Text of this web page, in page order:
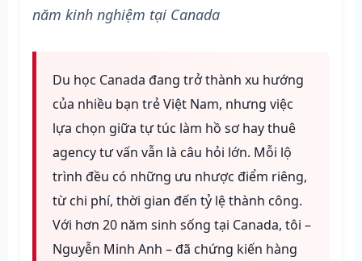
năm kinh nghiệm tại Canada
Du học Canada đang trở thành xu hướng
của nhiều bạn trẻ Việt Nam, nhưng việc
lựa chọn giữa tự túc làm hồ sơ hay thuê
agency tư vấn vẫn là câu hỏi lớn. Mỗi lộ
trình đều có những ưu nhược điểm riêng,
từ chi phí, thời gian đến tỷ lệ thành công.
Với hơn 20 năm sinh sống tại Canada, tôi –
Nguyễn Minh Anh – đã chứng kiến hàng